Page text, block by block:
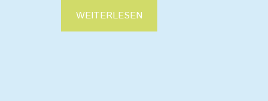
WEITERLESEN